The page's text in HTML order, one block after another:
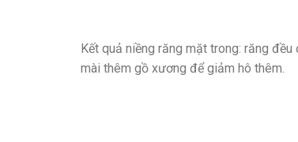
Kết quả niềng răng mặt trong: răng
mài thêm gồ xương để giảm hô thêm.